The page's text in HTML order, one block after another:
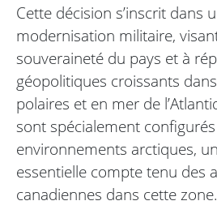
Cette décision s’inscrit dans
modernisation militaire,
souveraineté du pays et à
géopolitiques croissants
polaires et en mer de
sont spécialement
environnements arctiques,
essentielle compte tenu des
canadiennes dans cette zone.